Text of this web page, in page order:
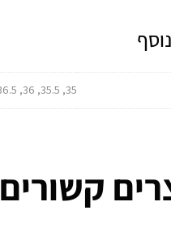
35, 35.5, 36, 36.5, 37, 37.5, 38, 38.5, 39, 39.5, 40, 40.5, 41, 41.5, 42, 42.5, 43, 43.5, 44, 44.5, 45, 45.5, 46, 46.5, 47, 47.5, 48, 49
קשורים